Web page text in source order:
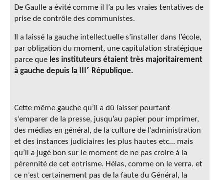
De Gaulle a évité comme il l’a pu les vraies tentatives de
prise de contrôle des communistes.
Il a laissé la gauche intellectuelle s’installer dans l’école,
par obligation du moment, une capitulation stratégique
parce que les instituteurs étaient très majoritairement
à gauche depuis la III ᵉ République.
Cette même gauche qu’il a dû laisser pourtant
s’emparer de la presse, jusqu’au papier pour imprimer,
des médias en général, de la culture de l’administration
et des instances judiciaires les plus hautes etc… mais
qu’il a jugé bon sur le moment de ne pas croire à la
pérennité de cet entrisme. Hélas, comme on le verra, et
ce n’est certainement pas de la faute du Général, la